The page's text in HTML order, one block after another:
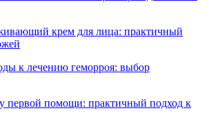
крем для лица: практичный
к лечению геморроя: выбор
первой помощи: практичный подход к